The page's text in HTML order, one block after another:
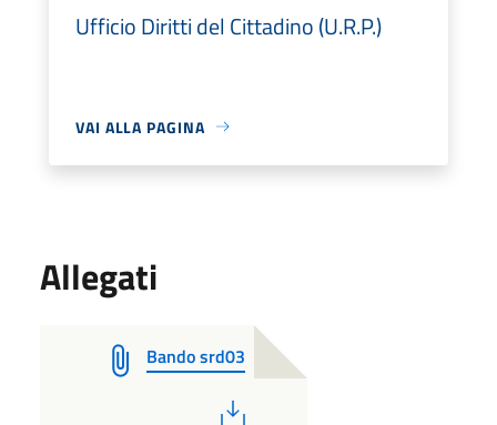
Ufficio Diritti del Cittadino (U.R.P.)
VAI ALLA PAGINA
Allegati
Bando srd03